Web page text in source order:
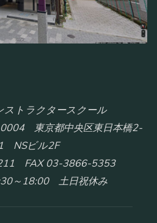
ストラクタースクール
東京都中央区東日本橋2-
NSビル2F
FAX 03-3866-5353
～18:00 土日祝休み